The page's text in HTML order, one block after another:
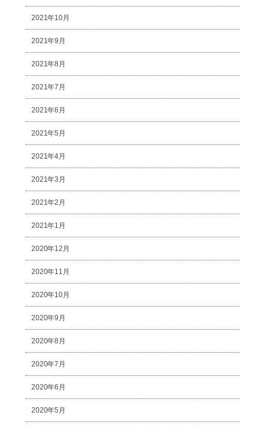
2021年10月
2021年9月
2021年8月
2021年7月
2021年6月
2021年5月
2021年4月
2021年3月
2021年2月
2021年1月
2020年12月
2020年11月
2020年10月
2020年9月
2020年8月
2020年7月
2020年6月
2020年5月